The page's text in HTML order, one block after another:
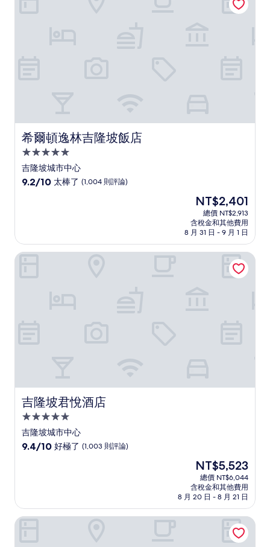
希爾頓逸林吉隆坡飯店
希爾頓逸林吉隆坡飯店
5.0
星
級
吉隆坡城市中心
9.2
太
棒
9.2/10 太棒了 (1,004 則評論)
現
價
格
為
NT$2,401
NT$2,401
總價 NT$2,913
含稅金和其他費用
8 月 31 日 - 9 月 1 日
吉隆坡君悅酒店
吉隆坡君悅酒店
5.0
星
級
吉隆坡城市中心
9.4
好
極
9.4/10 好極了 (1,003 則評論)
現
在
價
格
為
NT$5,523
NT$5,523
總價 NT$6,044
含稅金和其他費用
8 月 20 日 - 8 月 21 日
吉隆坡君悅酒店
Star Suites KLCC 套房飯店